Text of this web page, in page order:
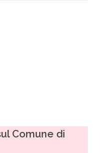
Comune di